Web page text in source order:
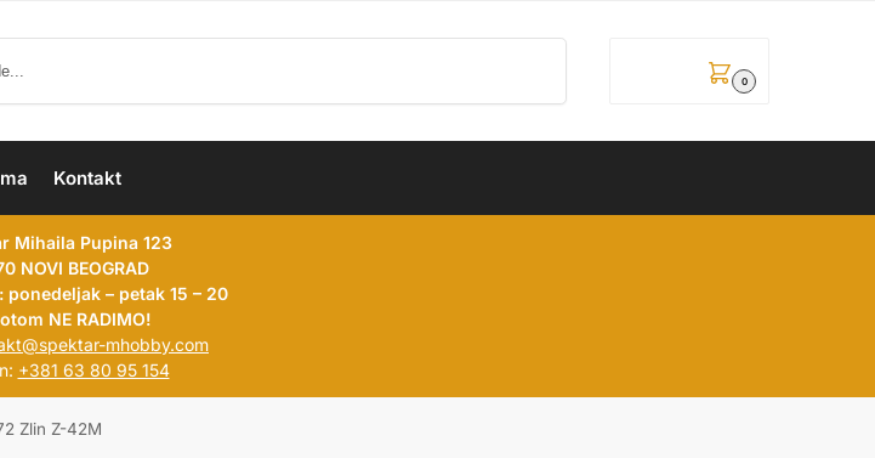
0
Kontakt
Mihaila Pupina 123
NOVI BEOGRAD
ponedeljak – petak 15 – 20
NE RADIMO!
mhobby.com
+381 63 80 95 154
Zlin Z-42M